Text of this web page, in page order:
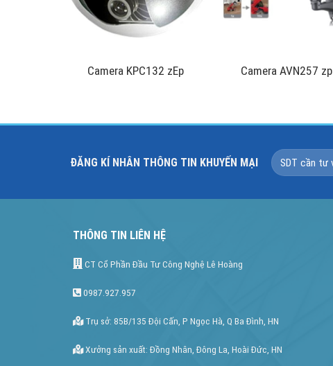
Camera KPC132 zEp Camera AVN257 zp
ĐĂNG KÍ NHÂN THÔNG TIN KHUYẾN MẠI
THÔNG TIN LIÊN HỆ
CT Cổ Phần Đầu Tư Công Nghệ Lê Hoàng
0987.927.957
Trụ sở: 85B/135 Đội Cấn, P Ngọc Hà, Q Ba Đình, HN
Xưởng sản xuất: Đồng Nhân, Đông La, Hoài Đức, HN